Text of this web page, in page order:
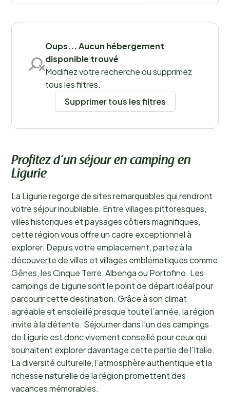
magnifique sur la côte. Le tourisme de camping
Lieux
Oups... Aucun hébergement
disponible trouvé
Modifiez votre recherche ou supprimez
tous les filtres.
Supprimer tous les filtres
Profitez d’un séjour en camping en
Ligurie
La Ligurie regorge de sites remarquables qui rendront
votre séjour inoubliable. Entre villages pittoresques,
villes historiques et paysages côtiers magnifiques,
cette région vous offre un cadre exceptionnel à
explorer. Depuis votre emplacement, partez à la
découverte de villes et villages emblématiques comme
Gênes, les Cinque Terre, Albenga ou Portofino. Les
campings de Ligurie sont le point de départ idéal pour
parcourir cette destination. Grâce à son climat
agréable et ensoleillé presque toute l’année, la région
invite à la détente. Séjourner dans l’un des campings
de Ligurie est donc vivement conseillé pour ceux qui
souhaitent explorer davantage cette partie de l’Italie.
La diversité culturelle, l’atmosphère authentique et la
richesse naturelle de la région promettent des
vacances mémorables.